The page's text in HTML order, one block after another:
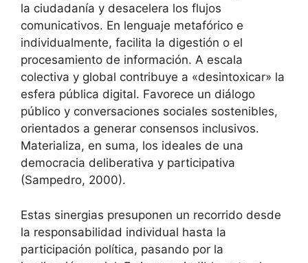
la ciudadanía y desacelera los flujos
comunicativos. En lenguaje metafórico e
individualmente, facilita la digestión o el
procesamiento de información. A escala
colectiva y global contribuye a «desintoxicar» la
esfera pública digital. Favorece un diálogo
público y conversaciones sociales sostenibles,
orientados a generar consensos inclusivos.
Materializa, en suma, los ideales de una
democracia deliberativa y participativa
(Sampedro, 2000).
Estas sinergias presuponen un recorrido desde
la responsabilidad individual hasta la
participación política, pasando por la